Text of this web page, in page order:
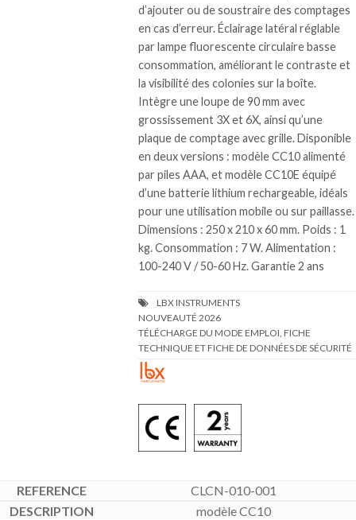
d’ajouter ou de soustraire des comptages
en cas d’erreur. Éclairage latéral réglable
par lampe fluorescente circulaire basse
consommation, améliorant le contraste et
la visibilité des colonies sur la boîte.
Intègre une loupe de 90 mm avec
grossissement 3X et 6X, ainsi qu’une
plaque de comptage avec grille. Disponible
en deux versions : modèle CC10 alimenté
par piles AAA, et modèle CC10E équipé
d’une batterie lithium rechargeable, idéals
pour une utilisation mobile ou sur paillasse.
Dimensions : 250 x 210 x 60 mm. Poids : 1
kg. Consommation : 7 W. Alimentation :
100-240 V / 50-60 Hz. Garantie 2 ans
TÉLÉCHARGE DU MODE EMPLOI, FICHE
TECHNIQUE ET FICHE DE DONNÉES DE SÉCURITÉ
CLCN-010-001
modèle CC10